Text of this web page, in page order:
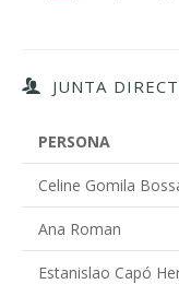
JUNTA
PERSONA
Celine Gomila
Ana Roman
Estanislao Capó